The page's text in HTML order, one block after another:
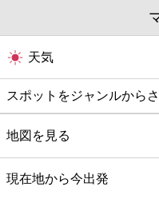
天気
スポットをジャンルから
グルメ
映画
地図を見る
現在地から今出発